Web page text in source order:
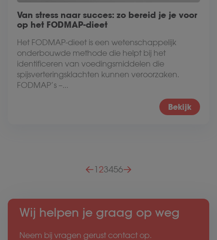
Van stress naar succes: zo bereid je je voor
op het FODMAP-dieet
Het FODMAP-dieet is een wetenschappelijk
onderbouwde methode die helpt bij het
identificeren van voedingsmiddelen die
spijsverteringsklachten kunnen veroorzaken.
FODMAP’s –...
Bekijk
Berichten paginering
1 23456
Wij helpen je graag op weg
Neem bij vragen gerust contact op.